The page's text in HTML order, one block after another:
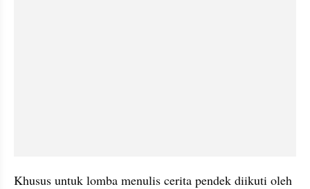
Khusus untuk lomba menulis cerita pendek diikuti oleh